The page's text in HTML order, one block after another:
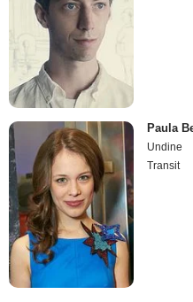
Paula
Undine
Transit